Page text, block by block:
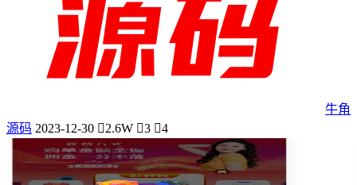
牛角
源码 2023-12-30 2.6W 3 4